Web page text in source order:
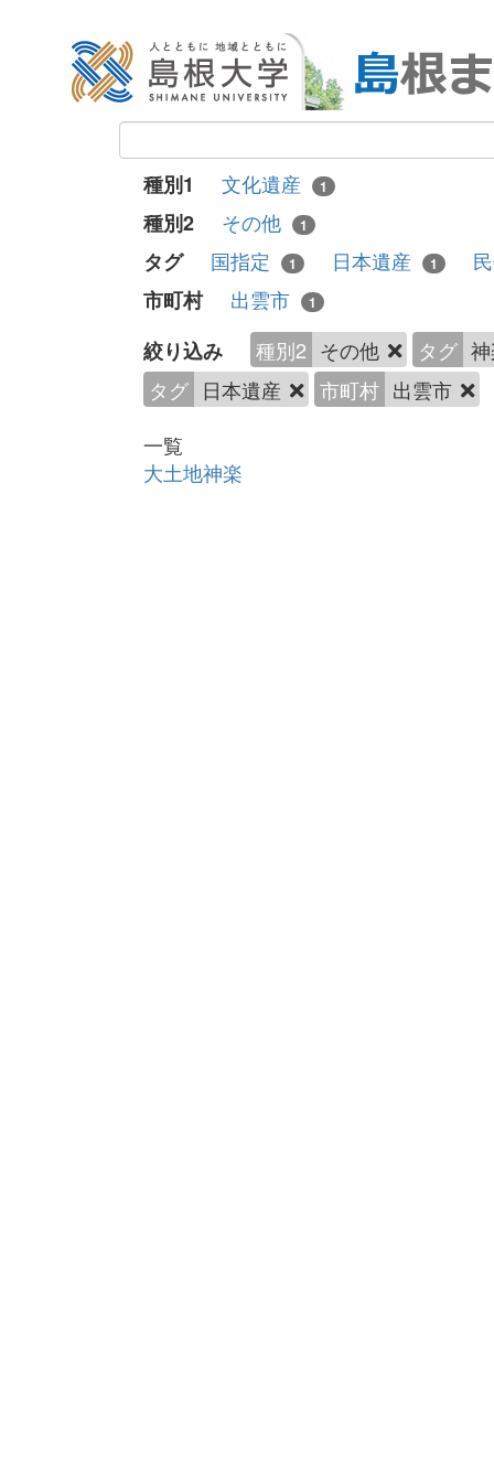
種別1 文化遺産 1
種別2 その他 1
タグ 国指定 1 日本遺産 1
市町村
出雲市 1
絞り込み 種別2 その他 タグ
タグ 日本遺産 市町村 出雲市
一覧
大土地神楽